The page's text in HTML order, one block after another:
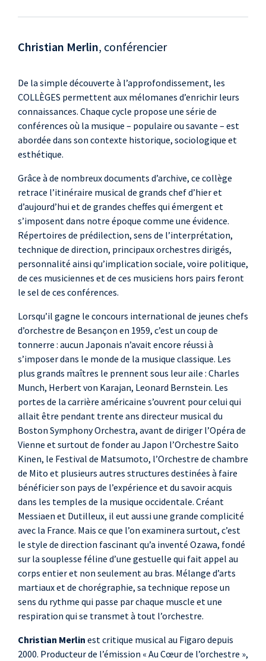
Christian Merlin, conférencier
De la simple découverte à l’approfondissement, les
COLLÈGES permettent aux mélomanes d’enrichir leurs
connaissances. Chaque cycle propose une série de
conférences où la musique – populaire ou savante – est
abordée dans son contexte historique, sociologique et
esthétique.
Grâce à de nombreux documents d’archive, ce collège
retrace l’itinéraire musical de grands chef d’hier et
d’aujourd’hui et de grandes cheffes qui émergent et
s’imposent dans notre époque comme une évidence.
Répertoires de prédilection, sens de l’interprétation,
technique de direction, principaux orchestres dirigés,
personnalité ainsi qu’implication sociale, voire politique,
de ces musiciennes et de ces musiciens hors pairs feront
le sel de ces conférences.
Lorsqu’il gagne le concours international de jeunes chefs
d’orchestre de Besançon en 1959, c’est un coup de
tonnerre : aucun Japonais n’avait encore réussi à
s’imposer dans le monde de la musique classique. Les
plus grands maîtres le prennent sous leur aile : Charles
Munch, Herbert von Karajan, Leonard Bernstein. Les
portes de la carrière américaine s’ouvrent pour celui qui
allait être pendant trente ans directeur musical du
Boston Symphony Orchestra, avant de diriger l’Opéra de
Vienne et surtout de fonder au Japon l’Orchestre Saito
Kinen, le Festival de Matsumoto, l’Orchestre de chambre
de Mito et plusieurs autres structures destinées à faire
bénéficier son pays de l’expérience et du savoir acquis
dans les temples de la musique occidentale. Créant
Messiaen et Dutilleux, il eut aussi une grande complicité
avec la France. Mais ce que l’on examinera surtout, c’est
le style de direction fascinant qu’a inventé Ozawa, fondé
sur la souplesse féline d’une gestuelle qui fait appel au
corps entier et non seulement au bras. Mélange d’arts
martiaux et de chorégraphie, sa technique repose un
sens du rythme qui passe par chaque muscle et une
respiration qui se transmet à tout l’orchestre.
Christian Merlin est critique musical au Figaro depuis
2000. Producteur de l’émission « Au Cœur de l’orchestre »,